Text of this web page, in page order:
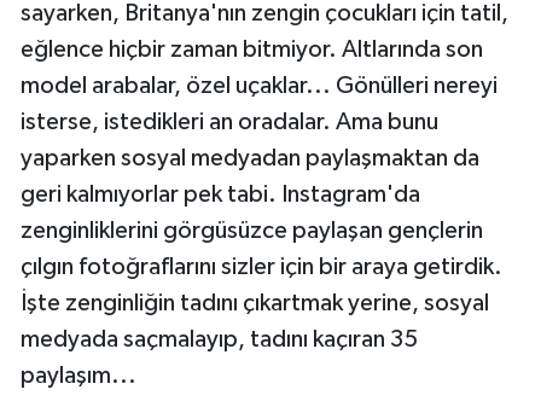
sayarken, Britanya'nın zengin çocukları için tatil,
eğlence hiçbir zaman bitmiyor. Altlarında son
model arabalar, özel uçaklar... Gönülleri nereyi
isterse, istedikleri an oradalar. Ama bunu
yaparken sosyal medyadan paylaşmaktan da
geri kalmıyorlar pek tabi. Instagram'da
zenginliklerini görgüsüzce paylaşan gençlerin
çılgın fotoğraflarını sizler için bir araya getirdik.
İşte zenginliğin tadını çıkartmak yerine, sosyal
medyada saçmalayıp, tadını kaçıran 35
paylaşım...